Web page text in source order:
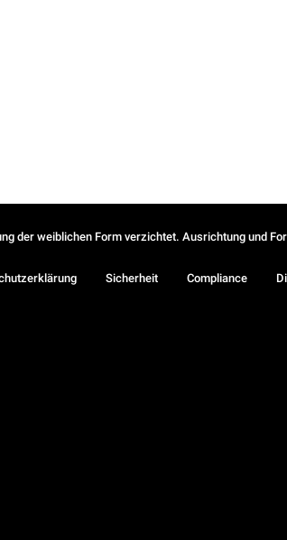
der weiblichen Form verzichtet. Ausrichtung und
Sicherheit Compliance